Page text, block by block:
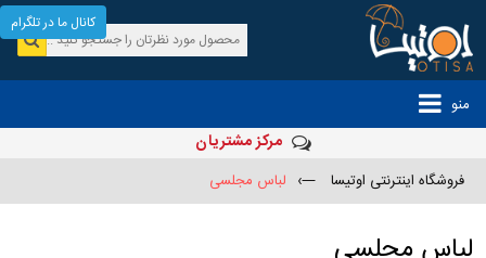
منو
مرکز مشتریان
فروشگاه اینترنتی اوتیسا —› لباس مجلسی
کانال ما در تلگرام